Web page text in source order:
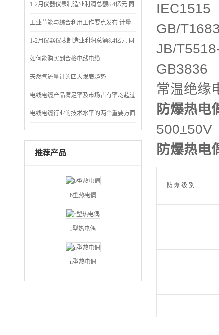
评审会召开
1-2月仪器仪表制造业利润总额8.4亿元 同
比下降71.7%
工业节能与综合利用工作要点发布 计量
仪表成节能“先锋”
1-2月仪器仪表制造业利润总额8.4亿元 同
比下降71.7%
如何能购买到合格电线电缆
天然气流量计的四大发展趋势
电线电缆产品满足率及市场占有率均超过
90%
电线电缆行业的技术水平的两个重要方面
推荐产品
b型热电偶
r型热电偶
n型热电偶
IEC1515
GB/
JB/
GB3836
常温绝缘
防爆热电
500±50V
防爆热电
防 爆 级 别